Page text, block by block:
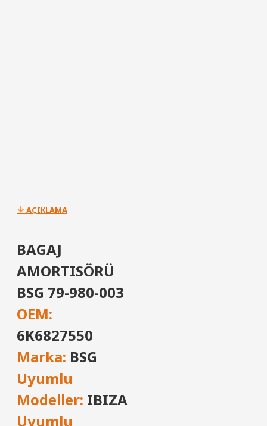
AÇIKLAMA
BAGAJ
AMORTISÖRÜ
BSG 79-980-003
OEM:
6K6827550
Marka: BSG
Uyumlu
Modeller: IBIZA
Uyumlu